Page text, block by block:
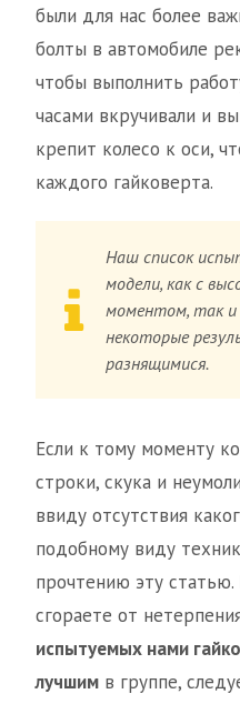
были для нас более
болты в автомобиле
чтобы выполнить
часами вкручивали и
крепит колесо к оси,
каждого гайковерта.
Наш список
модели, как с
моментом, так и
некоторые
разнящимися.
Если к тому моменту
строки, скука и
ввиду отсутствия
подобному виду
прочтению эту
сгораете от
испытуемых нами
лучшим в группе,